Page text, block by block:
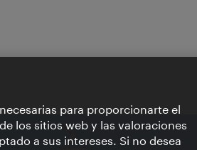
para proporcionarte el
los sitios web y las valoraciones
a sus intereses. Si no desea